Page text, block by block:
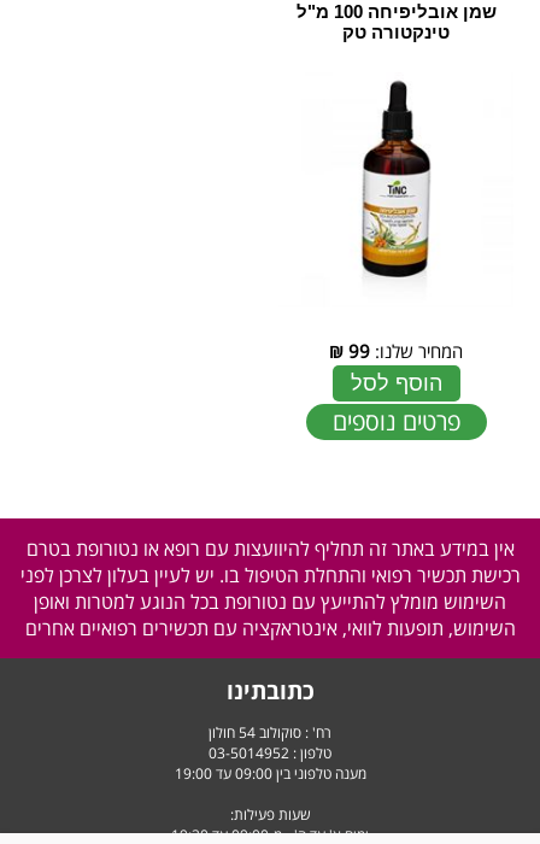
שמן אובליפיחה 100 מ"ל
טינקטורה טק
המחיר שלנו: 99
₪
הוסף לסל
פרטים נוספים
אין במידע באתר זה תחליף להיוועצות עם רופא או נטורופת בטרם
רכישת תכשיר רפואי והתחלת הטיפול בו. יש לעיין בעלון לצרכן לפני
השימוש מומלץ להתייעץ עם נטורופת בכל הנוגע למטרות ואופן
השימוש, תופעות לוואי, אינטראקציה עם תכשירים רפואיים אחרים
כתובתינו
רח' : סוקולוב 54 חולון
טלפון : 03-5014952
מענה טלפוני בין 09:00 עד 19:00
שעות פעילות:
ימים א' עד ה' - מ-09:00 עד 19:30